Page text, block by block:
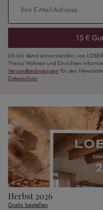
15 €
Ich bin damit einverstanden, von
Thema Wohnen und Einrichten
Versandbedingungen für den
Datenschutz.
Herbst 2026
Gratis bestellen